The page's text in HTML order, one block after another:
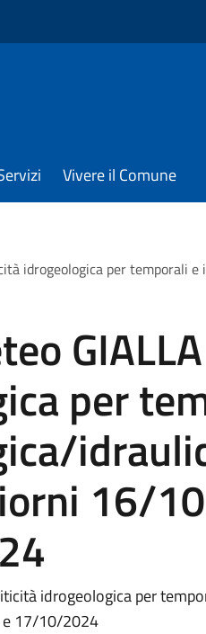
Vivere il Comune
idrogeologica per
per
16/
idrogeologica per
17/10/2024